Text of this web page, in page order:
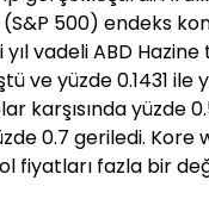
500) endeks
vadeli ABD
ve yüzde 0.1431
karşısında yüzde
0.7 geriledi. Kore
fiyatları fazla bir